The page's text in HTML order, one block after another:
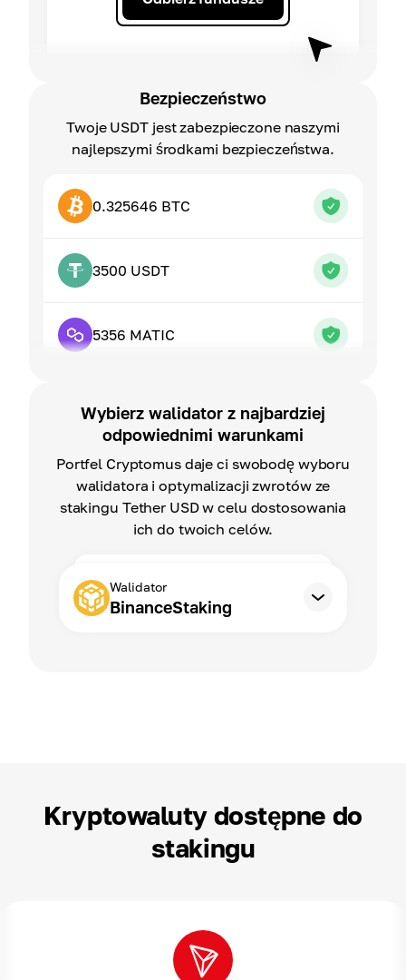
0.325646 BTC
3500 USDT
5356 MATIC
Bezpieczeństwo
Twoje USDT jest zabezpieczone naszymi
najlepszymi środkami bezpieczeństwa.
Walidator
BinanceStaking
Wybierz walidator z najbardziej
odpowiednimi warunkami
Portfel Cryptomus daje ci swobodę wyboru
walidatora i optymalizacji zwrotów ze
stakingu Tether USD w celu dostosowania
ich do twoich celów.
Kryptowaluty dostępne do
stakingu